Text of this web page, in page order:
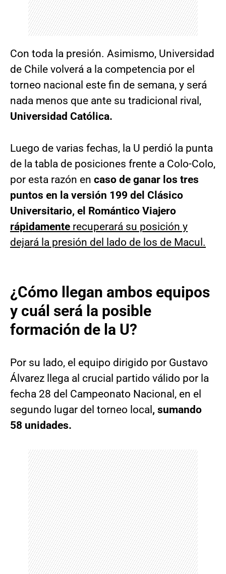
Con toda la presión. Asimismo, Universidad
de Chile volverá a la competencia por el
torneo nacional este fin de semana, y será
nada menos que ante su tradicional rival,
Universidad Católica.
Luego de varias fechas, la U perdió la punta
de la tabla de posiciones frente a Colo-Colo,
por esta razón en caso de ganar los tres
puntos en la versión 199 del Clásico
Universitario, el Romántico Viajero
rápidamente recuperará su posición y
dejará la presión del lado de los de Macul.
¿Cómo llegan ambos equipos
y cuál será la posible
formación de la U?
Por su lado, el equipo dirigido por Gustavo
Álvarez llega al crucial partido válido por la
fecha 28 del Campeonato Nacional, en el
segundo lugar del torneo local , sumando
58 unidades.